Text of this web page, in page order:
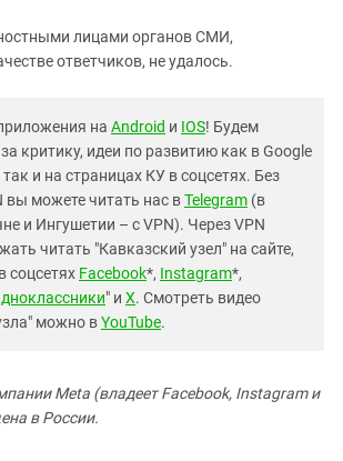
лицами органов СМИ,
ответчиков, не удалось.
на Android и IOS! Будем
критику, идеи по развитию как в Google
и на страницах КУ в соцсетях. Без
вы можете читать нас вTelegram (в
и Ингушетии – с VPN). Через VPN
читать "Кавказский узел" на сайте,
соцсетях Facebook*, Instagram*,
" и X. Смотреть видео
можно вYouTube.
Meta (владеет Facebook, Instagram и
в России.